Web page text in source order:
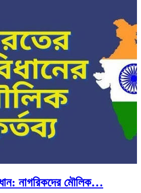
নাগরিকদের মৌলিক…